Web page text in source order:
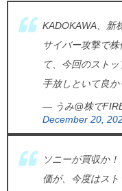
KADOKAWA、新
サイバー攻撃で
て、今回のスト
手放しといて良
— うみ@株で
December 20,
ソニーが買収か
価が、今度はス